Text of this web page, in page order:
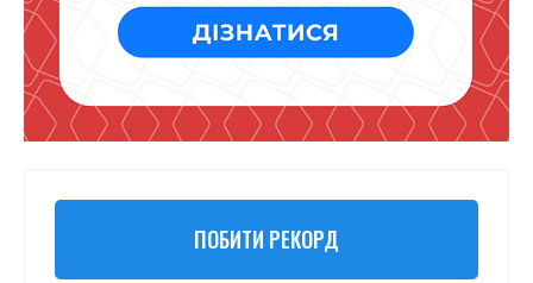
ПОБИТИ РЕКОРД